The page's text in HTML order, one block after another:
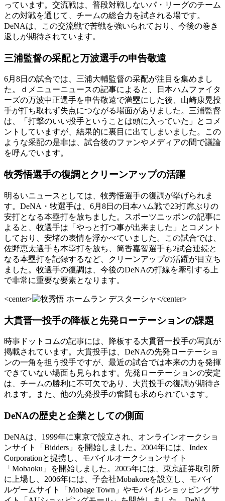
っています。交流戦は、普段対戦しないパ・リーグのチーム
との対戦を通じて、チームの総合力を試される場です。
DeNAは、この交流戦で苦戦を強いられており、今後の巻き
返しが期待されています。
三浦監督の采配と万波選手の申告敬遠
6月8日の試合では、三浦大輔監督の采配が注目を集めまし
た。ｄメニューニュースの記事によると、日本ハムファイタ
ーズの万波中正選手を申告敬遠で満塁にした後、山崎康晃投
手が打ち取れず失点につながる場面がありました。三浦監督
は、「打撃のいい投手ということは頭に入っていた」とコメ
ントしていますが、結果的に裏目に出てしまいました。この
ような采配の是非は、試合後のファンやメディアの間で議論
を呼んでいます。
牧秀悟選手の復調とクリーンアップの活躍
明るいニュースとしては、牧秀悟選手の復調が挙げられま
す。DeNA・牧選手は、6月8日の日本ハム戦で23打席ぶりの
安打となる本塁打を放ちました。スポーツニッポンの記事に
よると、牧選手は「やっと打つ事が出来ました」とコメント
しており、安堵の表情を浮かべていました。この試合では、
佐野恵太選手も本塁打を放ち、筒香嘉智選手も2試合連続と
なる本塁打を記録するなど、クリーンアップの活躍が目立ち
ました。牧選手の復調は、今後のDeNAの打線を牽引する上
で非常に重要な要素となります。
<center> </center>
大貫晋一投手の降板と先発ローテーションの課題
時事ドットコムの記事には、降板する大貫晋一投手の写真が
掲載されています。大貫投手は、DeNAの先発ローテーショ
ンの一角を担う投手ですが、最近の試合では本来の力を発揮
できていない場面も見られます。先発ローテーションの安定
は、チームの勝利に不可欠であり、大貫投手の復調が期待さ
れます。また、他の先発投手の奮闘も求められています。
DeNAの歴史と企業としての側面
DeNAは、1999年に東京で設立され、オンラインオークショ
ンサイト「Bidders」を開始しました。2004年には、Index
Corporationと提携し、モバイルオークションサイト
「Mobaoku」を開始しました。2005年には、東京証券取引所
に上場し、2006年には、子会社Mobakoreを設立し、モバイ
ルゲームサイト「Mobage Town」やモバイルショッピングサ